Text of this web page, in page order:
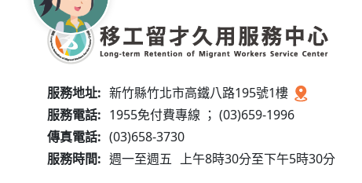
服務地址: 新竹縣竹北市高鐵八路195號1樓
服務電話: 1955免付費專線 ； (03)659-1996
傳真電話: (03)658-3730
服務時間: 週一至週五 上午8時30分至下午5時30分